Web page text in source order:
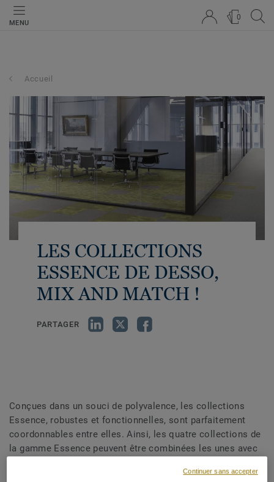
MENU
0
Accueil
LES COLLECTIONS
ESSENCE DE DESSO,
MIX AND MATCH !
PARTAGER
Conçues dans un souci de polyvalence, les collections
Essence, robustes et fonctionnelles, sont parfaitement
coordonnables entre elles. Ainsi, les quatre collections de
la gamme Essence peuvent être combinées les unes avec
à prix abordable. Découvrez ces collections de dalles de
Continuer sans accepter